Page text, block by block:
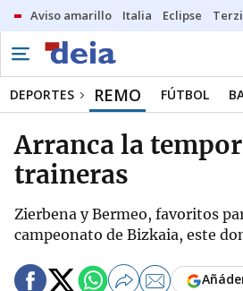
Aviso amarillo Italia Eclipse
DEPORTES REMO FÚTBOL
Arranca la
traineras
Zierbena y Bermeo, favoritos
campeonato de Bizkaia, este